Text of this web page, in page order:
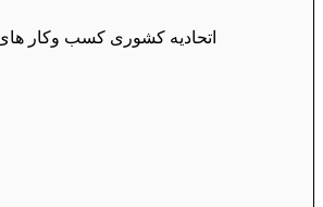
اتحادیه کشوری کسب وکار